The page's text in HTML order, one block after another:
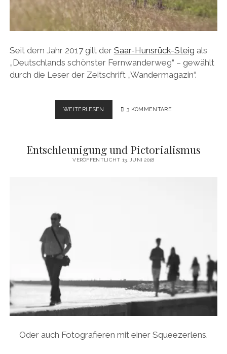
Seit dem Jahr 2017 gilt der Saar-Hunsrück-Steig als
„Deutschlands schönster Fernwanderweg“ – gewählt
durch die Leser der Zeitschrift „Wandermagazin“.
WEITERLESEN WANDERLUST
AUF
HUNSRÜCK-
STEIG
3 KOMMENTARE
Entschleunigung und Pictorialismus
VERÖFFENTLICHT 13. JUNI 2018
Oder auch Fotografieren mit einer Squeezerlens.